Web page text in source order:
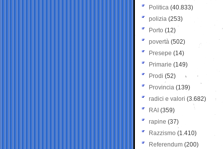
Politica (40.833)
polizia (253)
Porto (12)
povertà (502)
Presepe (14)
Primarie (149)
Prodi (52)
Provincia (139)
radici e valori (3.682)
RAI (359)
rapine (37)
Razzismo (1.410)
Referendum (200)